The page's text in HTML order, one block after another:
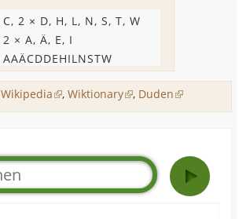
C, 2 × D, H, L, N,S,T,W
2 ×A,Ä, E, I
AAÄCDDEHILNSTW
Wikipedia ,Wiktionary , Duden